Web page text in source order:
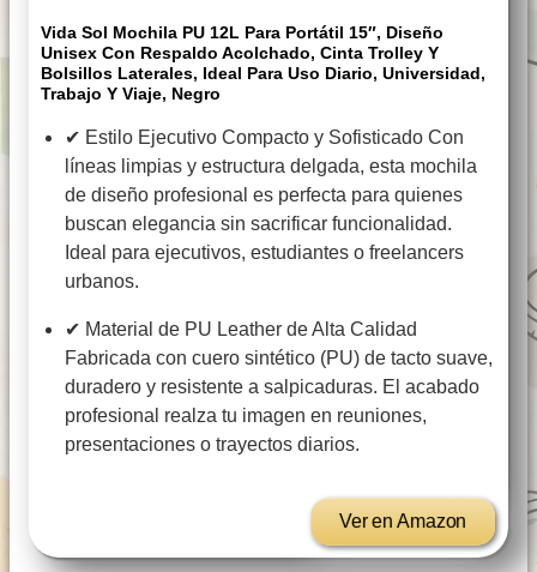
Vida Sol Mochila PU 12L Para Portátil 15″, Diseño
Unisex Con Respaldo Acolchado, Cinta Trolley Y
Bolsillos Laterales, Ideal Para Uso Diario, Universidad,
Trabajo Y Viaje, Negro
✔ Estilo Ejecutivo Compacto y Sofisticado Con
líneas limpias y estructura delgada, esta mochila
de diseño profesional es perfecta para quienes
buscan elegancia sin sacrificar funcionalidad.
Ideal para ejecutivos, estudiantes o freelancers
urbanos.
✔ Material de PU Leather de Alta Calidad
Fabricada con cuero sintético (PU) de tacto suave,
duradero y resistente a salpicaduras. El acabado
profesional realza tu imagen en reuniones,
presentaciones o trayectos diarios.
Ver en Amazon